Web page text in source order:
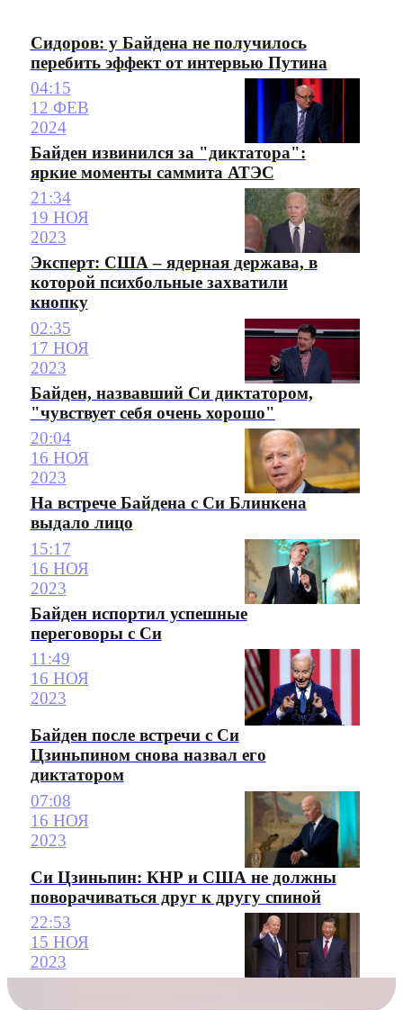
Сидоров: у Байдена не получилось
перебить эффект от интервью Путина
04:15
12 ФЕВ
2024
Байден извинился за "диктатора":
яркие моменты саммита АТЭС
21:34
19 НОЯ
2023
Эксперт: США – ядерная держава, в
которой психбольные захватили
кнопку
02:35
17 НОЯ
2023
Байден, назвавший Си диктатором,
"чувствует себя очень хорошо"
20:04
16 НОЯ
2023
На встрече Байдена с Си Блинкена
выдало лицо
15:17
16 НОЯ
2023
Байден испортил успешные
переговоры с Си
11:49
16 НОЯ
2023
Байден после встречи с Си
Цзиньпином снова назвал его
диктатором
07:08
16 НОЯ
2023
Си Цзиньпин: КНР и США не должны
поворачиваться друг к другу спиной
22:53
15 НОЯ
2023